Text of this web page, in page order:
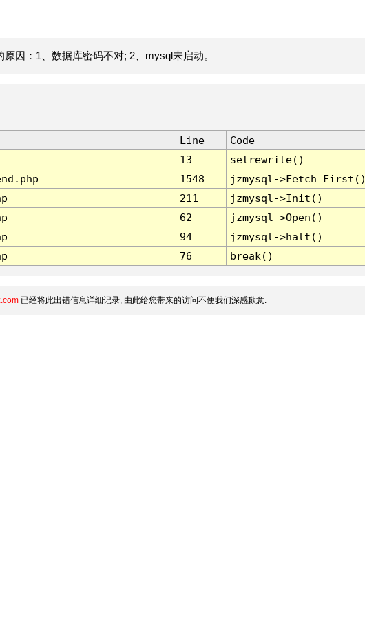
因：1、数据库密码不对; 2、mysql未启动。
Line
Code
13
setrewrite()
1548
jzmysql-
211
jzmysql->Init()
62
jzmysql->Open()
94
jzmysql->halt()
76 break()
已经将此出错信息详细记录, 由此给您带来的访问不便我们深感歉意.